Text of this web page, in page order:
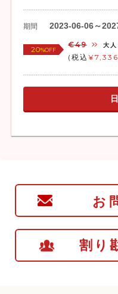
期間 2023-06-06～
20%OFF
€49 大人
(税込 ¥7,336
お
割り